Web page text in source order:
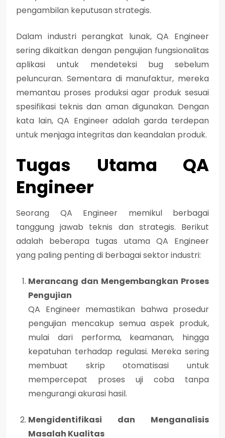
pengambilan keputusan strategis.
Dalam industri perangkat lunak, QA Engineer
sering dikaitkan dengan pengujian fungsionalitas
aplikasi untuk mendeteksi bug sebelum
peluncuran. Sementara di manufaktur, mereka
memantau proses produksi agar produk sesuai
spesifikasi teknis dan aman digunakan. Dengan
kata lain, QA Engineer adalah garda terdepan
untuk menjaga integritas dan keandalan produk.
Tugas Utama QA
Engineer
Seorang QA Engineer memikul berbagai
tanggung jawab teknis dan strategis. Berikut
adalah beberapa tugas utama QA Engineer
yang paling penting di berbagai sektor industri:
Merancang dan Mengembangkan Proses
Pengujian
QA Engineer memastikan bahwa prosedur
pengujian mencakup semua aspek produk,
mulai dari performa, keamanan, hingga
kepatuhan terhadap regulasi. Mereka sering
membuat skrip otomatisasi untuk
mempercepat proses uji coba tanpa
mengurangi akurasi hasil.
Mengidentifikasi dan Menganalisis
Masalah Kualitas